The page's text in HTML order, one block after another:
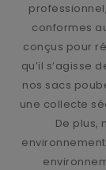
conformes
conçus pour
qu’il s’agisse
nos sacs
une collecte
De plus,